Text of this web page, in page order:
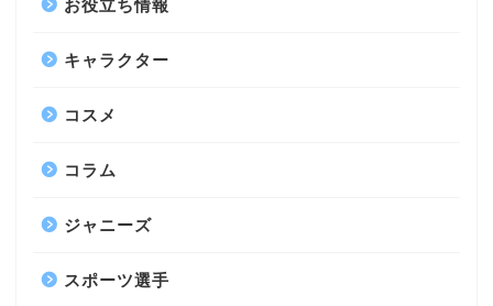
お役立ち情報
キャラクター
コスメ
コラム
ジャニーズ
スポーツ選手